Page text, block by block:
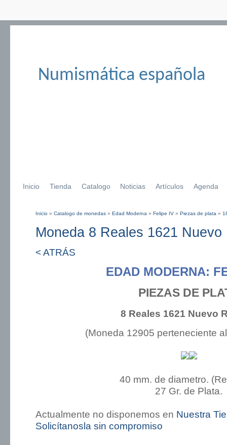
Numismática española
Inicio Tienda Catalogo Noticias Artículos Agenda
Inicio » Catalogo de monedas » Edad Moderna » Felipe IV » Piezas de plata »
Moneda 8 Reales 1621 Nuevo
< ATRÁS
EDAD MODERNA:
PIEZAS DE
8 Reales 1621 Nuevo
(Moneda 12905 perteneciente
40 mm. de diametro.
27 Gr. de Plata.
Actualmente no disponemos en Nuestra
Solicítanosla sin compromiso